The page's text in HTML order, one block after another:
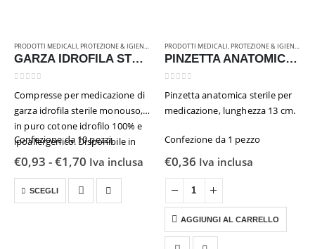
PRODOTTI MEDICALI, PROTEZIONE & IGIENE , RICAMBI & ATTREZZATURE
GARZA IDROFILA STERILE – 10 pezzi
Compresse per medicazione di
garza idrofila sterile monouso,
in puro cotone idrofilo 100% e
ipoallergenico. Disponibile in
due diverse misure.
Confezione da 10 pezzi.
€0,93 -€1,70 Fascia
prezzo:
€0,93
Iva inclusa
SCEGLI
Questo
prodotto
PRODOTTI MEDICALI, PROTEZIONE & IGIENE ,
PINZETTA ANATOMICA STERILE IMBUSTATA
Pinzetta anatomica sterile per
medicazione, lunghezza 13 cm.
Confezione da 1 pezzo
€0,36 Iva inclusa
AGGIUNGI AL CARRELLO